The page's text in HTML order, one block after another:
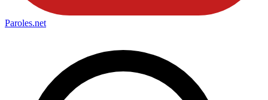
Paroles.net